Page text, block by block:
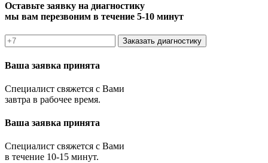
Оставьте заявку на диагностику
мы вам перезвоним в течение 5-10 минут
Заказать диагностику
Ваша заявка принята
Специалист свяжется с Вами
завтра в рабочее время.
Ваша заявка принята
Специалист свяжется с Вами
в течение 10-15 минут.